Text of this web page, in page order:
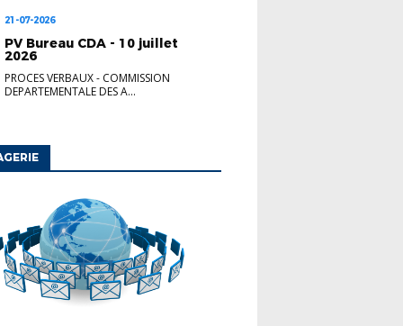
21-07-2026
PV Bureau CDA - 10 juillet
2026
PROCES VERBAUX- COMMISSION
DEPARTEMENTALE DES A...